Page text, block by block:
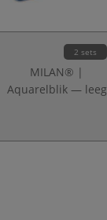
2 sets
MILAN® |
Aquarelblik — leeg